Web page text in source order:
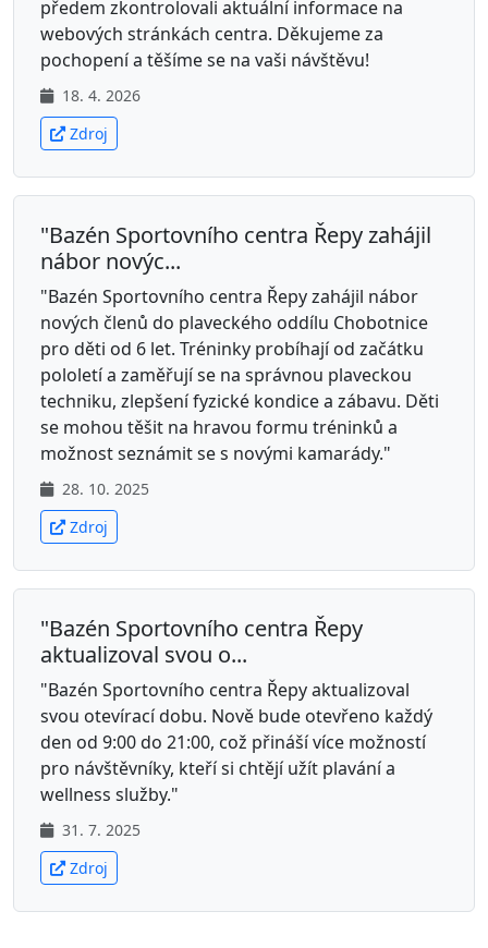
předem zkontrolovali aktuální informace na
webových stránkách centra. Děkujeme za
pochopení a těšíme se na vaši návštěvu!
18. 4. 2026
Zdroj
"Bazén Sportovního centra Řepy zahájil
nábor novýc...
"Bazén Sportovního centra Řepy zahájil nábor
nových členů do plaveckého oddílu Chobotnice
pro děti od 6 let. Tréninky probíhají od začátku
pololetí a zaměřují se na správnou plaveckou
techniku, zlepšení fyzické kondice a zábavu. Děti
se mohou těšit na hravou formu tréninků a
možnost seznámit se s novými kamarády."
28. 10. 2025
Zdroj
"Bazén Sportovního centra Řepy
aktualizoval svou o...
"Bazén Sportovního centra Řepy aktualizoval
svou otevírací dobu. Nově bude otevřeno každý
den od 9:00 do 21:00, což přináší více možností
pro návštěvníky, kteří si chtějí užít plavání a
wellness služby."
31. 7. 2025
Zdroj